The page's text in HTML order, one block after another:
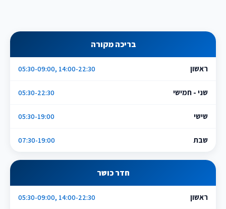
בריכה מקורה
ראשון 05:30-09:00, 14:00-22:30
שני - חמישי 05:30-22:30
שישי 05:30-19:00
שבת 07:30-19:00
חדר כושר
ראשון 05:30-09:00, 14:00-22:30